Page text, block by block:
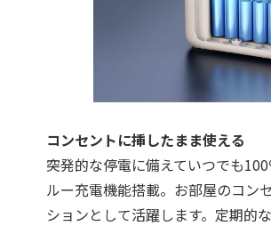
コンセントに挿したまま使える
突発的な停電に備えていつでも
ルー充電機能搭載。お部屋のコン
ションとして活躍します。定期的